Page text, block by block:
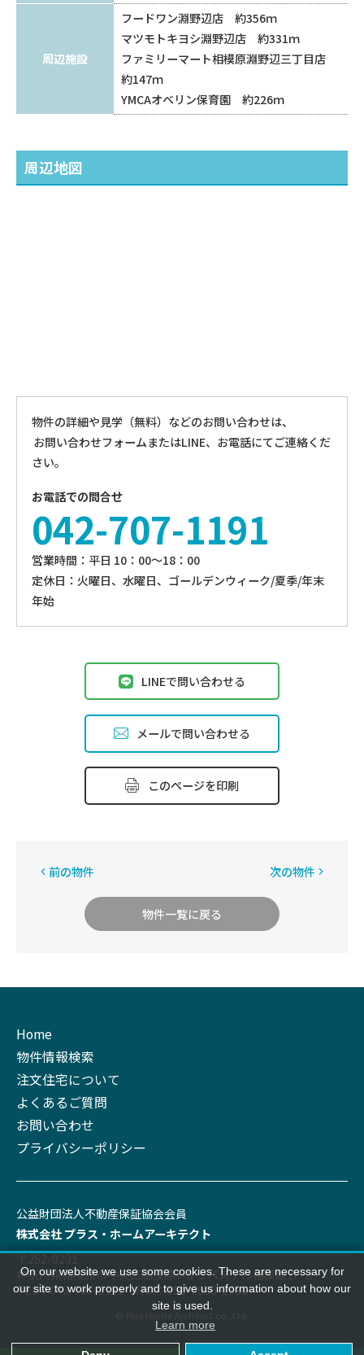
周辺施設
フードワン淵野辺店 約356ｍ
マツモトキヨシ淵野辺店 約331ｍ
ファミリーマート相模原淵野辺三丁目店
約147ｍ
YMCAオベリン保育園 約226ｍ
周辺地図
物件の詳細や見学（無料）などのお問い合わせは、
お問い合わせフォームまたはLINE、お電話にてご連絡くだ
さい。
お電話での問合せ
042-707-1191
営業時間：平⽇ 10：00〜18：00
定休⽇：火曜日、⽔曜⽇、ゴールデンウィーク/夏季/年末
年始
LINEで問い合わせる
メールで問い合わせる
このページを印刷
前の物件
物件一覧に戻る
次の物件
Home
物件情報検索
注文住宅について
よくあるご質問
お問い合わせ
プライバシーポリシー
公益財団法⼈不動産保証協会会員
株式会社 プラス‧ホームアーキテクト
〒252-0231
神奈川県相模原市中央区相模原7-8-3 パステル相模原1F-B
TEL：042-707-1191 FAX：050-3606-1991
© Plus Home Architect.co.,Ltd.
On our website we use some cookies. These are necessary for
our site to work properly and to give us information about how our
site is used.
Learn more